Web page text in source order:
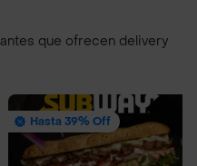
que ofrecen delivery
Hasta 39% Off